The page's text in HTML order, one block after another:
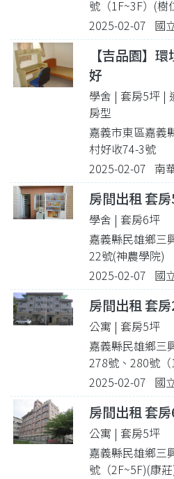
號（1F~3F）(樹
2025-02-07 國
【吉品園】
好
學舍 | 套房5坪 |
房型
嘉義市東區嘉義
村好收74-3號
2025-02-07 南
房間出租 套
學舍 | 套房6坪
嘉義縣民雄鄉三
22號(神農學院)
2025-02-07 國
房間出租 套
公寓 | 套房5坪
嘉義縣民雄鄉三
278號、280號（
2025-02-07 國
房間出租 套
公寓 | 套房5坪
嘉義縣民雄鄉三
號（2F~5F)(康